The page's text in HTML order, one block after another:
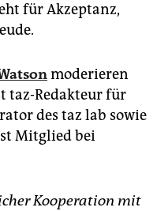
für Akzeptanz,
moderieren
taz-Redakteur für
des taz lab sowie
Mitglied bei
Kooperation mit